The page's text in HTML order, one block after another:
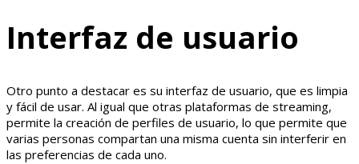
Interfaz de usuario
Otro punto a destacar es su interfaz de usuario, que es limpia
y fácil de usar. Al igual que otras plataformas de streaming,
permite la creación de perfiles de usuario, lo que permite que
varias personas compartan una misma cuenta sin interferir en
las preferencias de cada uno.